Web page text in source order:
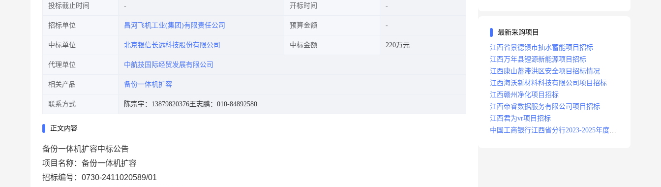
投标截止时间 开标时间
招标单位 昌河飞机工业(集团)有限责任公司 预算金额
中标单位 北京银信长远科技股份有限公司 中标金额 220万元
代理单位 中航技国际经贸发展有限公司
相关产品 备份一体机扩容
联系方式 陈宗宇：13879820376王志鹏：010-84892580
正文内容
备份一体机扩容中标公告
项目名称：备份一体机扩容
招标编号：0730-2411020589/01
最新采购项目
江西省景德镇市抽水蓄能项目招标
江西万年县锂源新能源项目招标
江西康山蓄滞洪区安全项目招标情况
江西海沃新材料科技有限公司项目招标
江西赣州净化项目招标
江西帝睿数据服务有限公司项目招标
江西君为vr项目招标
中国工商银行江西省分行2023-2025年度补